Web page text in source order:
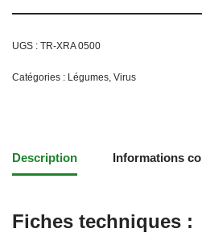
UGS : TR-XRA 0500
Catégories : Légumes, Virus
Description Informations
Fiches techniques :